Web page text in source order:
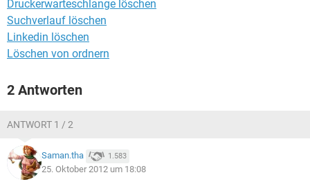
Druckerwarteschlange löschen
Suchverlauf löschen
Linkedin löschen
Löschen von ordnern
2 Antworten
ANTWORT 1 / 2
Saman.tha 1.583
25. Oktober 2012 um 18:08